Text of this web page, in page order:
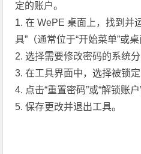
定的账户。
1. 在 WePE 桌面上，找到并
具”（通常位于“开始菜单”或桌
2. 选择需要修改密码的系统
3. 在工具界面中，选择被锁定
4. 点击“重置密码”或“解锁账户
5. 保存更改并退出工具。